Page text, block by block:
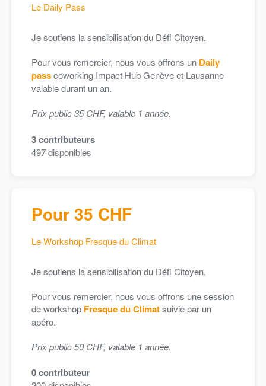
Le Daily Pass
Je soutiens la sensibilisation du Défi Citoyen.
Pour vous remercier, nous vous offrons un Daily
passcoworking Impact Hub Genève et Lausanne
valable durant un an.
Prix public 35 CHF, valable 1 année.
3contributeurs
497disponibles
Pour 35 CHF
Le Workshop Fresque du Climat
Je soutiens la sensibilisation du Défi Citoyen.
Pour vous remercier, nous vous offrons une session
de workshop Fresque du Climatsuivie par un
apéro.
Prix public 50 CHF, valable 1 année.
0contributeur